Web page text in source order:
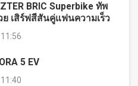
BRIC Superbike ทัพ
ย เสิร์ฟสีสันคู่แฟนความเร็ว
5 EV